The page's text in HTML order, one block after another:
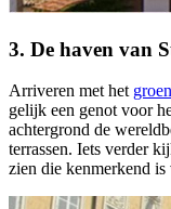
3. De haven van
Arriveren met het
gelijk een genot voor
achtergrond de
terrassen. Iets verder
zien die kenmerkend